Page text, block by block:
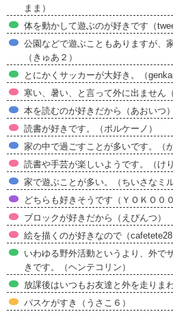
まま）
体を動かして遊ぶのが好きです（
公園などで遊ぶこともありますが、
（きゅあ２）
とにかくサッカーが大好き。（
寒い、暑い、と言って外に出ません
本を読むのが好きだから（あおいつ）
読書が好きです。（ボルケーノ）
家の中で過ごすことが多いです。（
読書や手芸が楽しいようです。（けり
家で遊ぶことが多い。（ちいさなミ
どちらも好きそうです（ＹＯＫＯ００
ブロックが好きだから（えぴんつ）
絵を描くのが好きなので（cafetete28
いわゆる野外活動というより、外で
きです。（ヘンテコリン）
放課後はいつもお友達と外を走りま
バスケがすき（うさこ６）